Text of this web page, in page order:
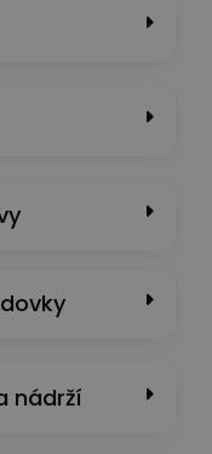
nádrží